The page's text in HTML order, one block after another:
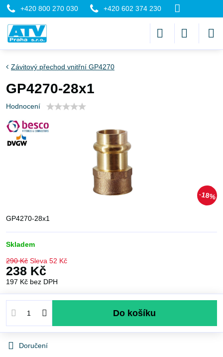
+420 800 270 030 +420 602 374 230
18%
Závitový přechod vnitřní GP4270
GP4270-28x1
Hodnocení
GP4270-28x1
Skladem
290 Kč Sleva 52 Kč
238 Kč
197 Kč bez DPH
Do košíku
Doručení